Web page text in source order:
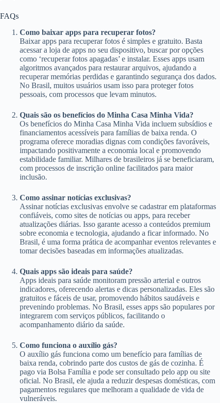
FAQs
Como baixar apps para recuperar fotos?
Baixar apps para recuperar fotos é simples e gratuito. Basta
acessar a loja de apps no seu dispositivo, buscar por opções
como ‘recuperar fotos apagadas’ e instalar. Esses apps usam
algoritmos avançados para restaurar arquivos, ajudando a
recuperar memórias perdidas e garantindo segurança dos dados.
No Brasil, muitos usuários usam isso para proteger fotos
pessoais, com processos que levam minutos.
Quais são os benefícios do Minha Casa Minha Vida?
Os benefícios do Minha Casa Minha Vida incluem subsídios e
financiamentos acessíveis para famílias de baixa renda. O
programa oferece moradias dignas com condições favoráveis,
impactando positivamente a economia local e promovendo
estabilidade familiar. Milhares de brasileiros já se beneficiaram,
com processos de inscrição online facilitados para maior
inclusão.
Como assinar notícias exclusivas?
Assinar notícias exclusivas envolve se cadastrar em plataformas
confiáveis, como sites de notícias ou apps, para receber
atualizações diárias. Isso garante acesso a conteúdos premium
sobre economia e tecnologia, ajudando a ficar informado. No
Brasil, é uma forma prática de acompanhar eventos relevantes e
tomar decisões baseadas em informações atualizadas.
Quais apps são ideais para saúde?
Apps ideais para saúde monitoram pressão arterial e outros
indicadores, oferecendo alertas e dicas personalizadas. Eles são
gratuitos e fáceis de usar, promovendo hábitos saudáveis e
prevenindo problemas. No Brasil, esses apps são populares por
integrarem com serviços públicos, facilitando o
acompanhamento diário da saúde.
Como funciona o auxílio gás?
O auxílio gás funciona como um benefício para famílias de
baixa renda, cobrindo parte dos custos de gás de cozinha. É
pago via Bolsa Família e pode ser consultado pelo app ou site
oficial. No Brasil, ele ajuda a reduzir despesas domésticas, com
pagamentos regulares que melhoram a qualidade de vida de
vulneráveis.